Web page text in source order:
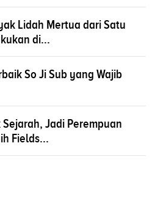
Lidah Mertua dari Satu
di...
So Ji Sub yang Wajib
Jadi Perempuan
Fields...